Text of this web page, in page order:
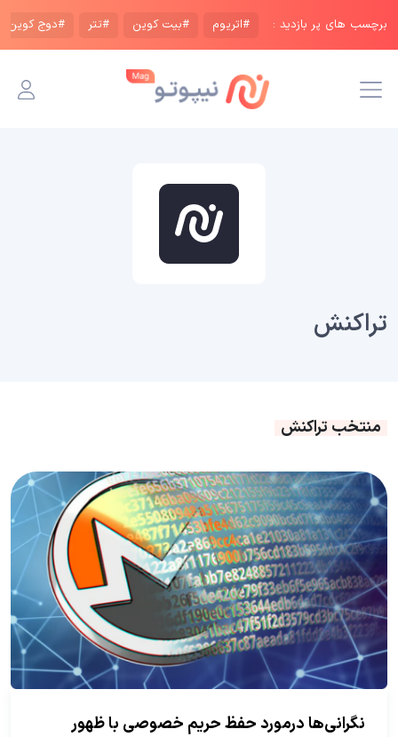
برچسب های پر بازدید : #اتریوم #بیت کوین #تتر #دوج کوین
تراکنش
منتخب تراکنش
نگرانی‌ها درمورد حفظ حریم خصوصی با ظهور